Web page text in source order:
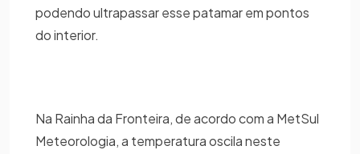
podendo ultrapassar esse patamar em pontos
do interior.
Na Rainha da Fronteira, de acordo com a MetSul
Meteorologia, a temperatura oscila neste